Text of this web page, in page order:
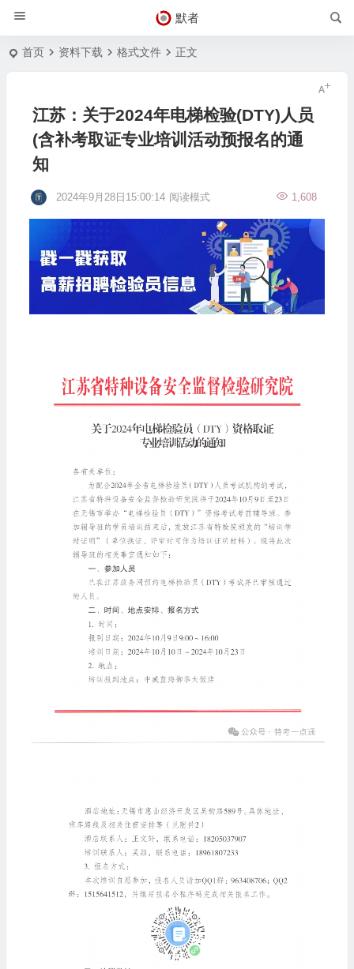
默者
首页 资料下载 格式文件 正文
江苏：关于2024年电梯检验(DTY)人员
(含补考取证专业培训活动预报名的通
知
2024年9月28日15:00:14 1,608
阅读模式